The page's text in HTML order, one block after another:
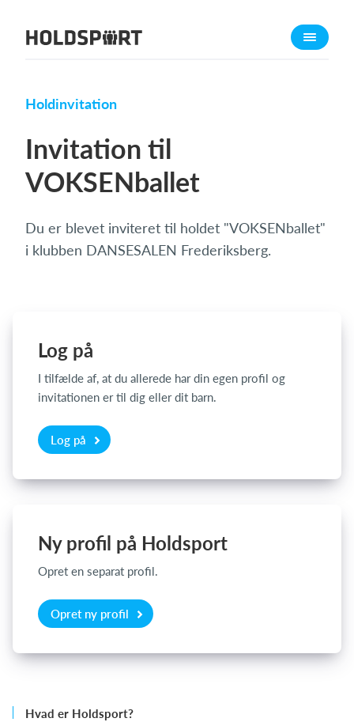
Om Holdsport
Presseomtale
Funktioner
Kontingentopkrævning
Hjemmeside
Hvad koster det?
Holdinvitation
Invitation til
VOKSENballet
Du er blevet inviteret til holdet "VOKSENballet"
i klubben DANSESALEN Frederiksberg.
Log på
I tilfælde af, at du allerede har din egen profil og
invitationen er til dig eller dit barn.
Log på
Ny profil på Holdsport
Opret en separat profil.
Opret ny profil
Hvad er Holdsport?